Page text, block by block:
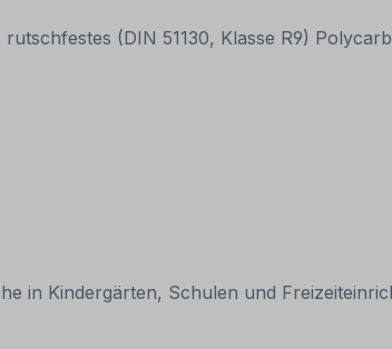
(DIN 51130, Klasse R9)
in Kindergärten, Schulen und